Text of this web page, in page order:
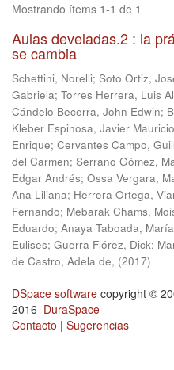
Mostrando ítems 1-1 de 1
Aulas develadas.2 : la
se cambia
Schettini, Norelli; Soto Ortiz,
Gabriela; Torres Herrera, Luis
Cándelo Becerra, John Edwin;
Kleber Espinosa, Javier Mauricio
Enrique; Cervantes Campo,
del Carmen; Serrano Gómez,
Edgar Andrés; Ossa Vergara,
Ana Liliana; Herrera Ortega,
Fernando; Mebarak Chams,
Eduardo; Anaya Taboada,
Eulises; Guerra Flórez, Dick;
de Castro, Adela de, (2017)
DSpace software copyright ©
2016 DuraSpace
Contacto | Sugerencias